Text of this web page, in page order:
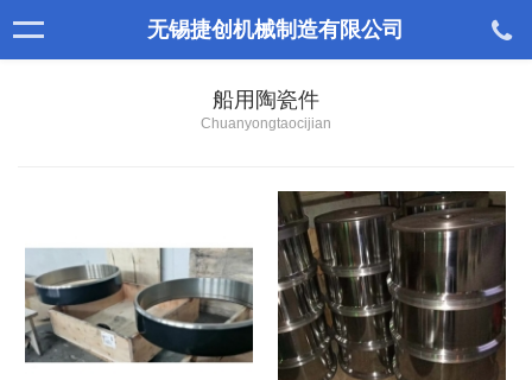
无锡捷创机械制造有限公司
船用陶瓷件
Chuanyongtaocijian